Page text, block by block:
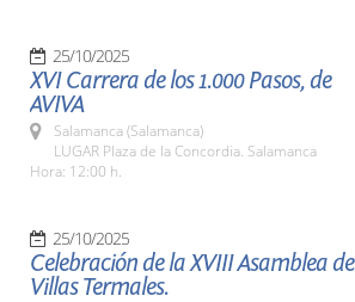
25/10/2025
XVI Carrera de los 1.000 Pasos, de
AVIVA
Salamanca (Salamanca)
LUGAR Plaza de la Concordia. Salamanca
Hora: 12:00 h.
25/10/2025
Celebración de la XVIII Asamblea de
Villas Termales.